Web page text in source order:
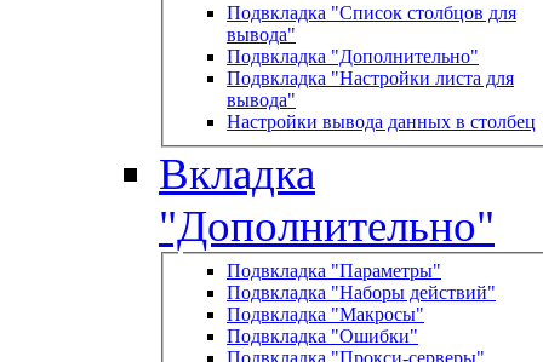
Подвкладка "Список столбцов для
вывода"
Подвкладка "Дополнительно"
Подвкладка "Настройки листа для
вывода"
Настройки вывода данных в столбец
Вкладка
"Дополнительно"
Подвкладка "Параметры"
Подвкладка "Наборы действий"
Подвкладка "Макросы"
Подвкладка "Ошибки"